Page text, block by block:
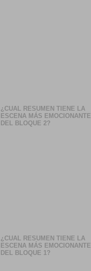
¿CUAL RESUMEN TIENE LA
ESCENA MÁS EMOCIONANTE
DEL BLOQUE 2?
¿CUAL RESUMEN TIENE LA
ESCENA MÁS EMOCIONANTE
DEL BLOQUE 1?